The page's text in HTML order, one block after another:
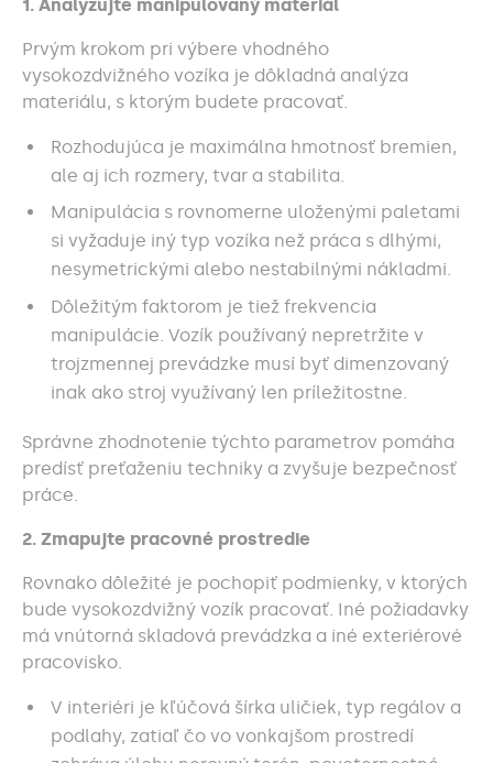
1. Analyzujte manipulovaný materiál
Prvým krokom pri výbere vhodného
vysokozdvižného vozíka je dôkladná analýza
materiálu, s ktorým budete pracovať.
Rozhodujúca je maximálna hmotnosť bremien,
ale aj ich rozmery, tvar a stabilita.
Manipulácia s rovnomerne uloženými paletami
si vyžaduje iný typ vozíka než práca s dlhými,
nesymetrickými alebo nestabilnými nákladmi.
Dôležitým faktorom je tiež frekvencia
manipulácie. Vozík používaný nepretržite v
trojzmennej prevádzke musí byť dimenzovaný
inak ako stroj využívaný len príležitostne.
Správne zhodnotenie týchto parametrov pomáha
predísť preťaženiu techniky a zvyšuje bezpečnosť
práce.
2. Zmapujte pracovné prostredie
Rovnako dôležité je pochopiť podmienky, v ktorých
bude vysokozdvižný vozík pracovať. Iné požiadavky
má vnútorná skladová prevádzka a iné exteriérové
pracovisko.
V interiéri je kľúčová šírka uličiek, typ regálov a
podlahy, zatiaľ čo vo vonkajšom prostredí